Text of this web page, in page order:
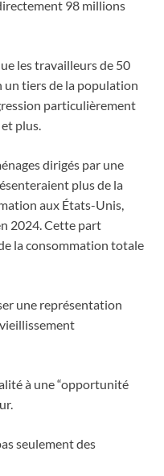
98 millions
les travailleurs de 50
tiers de la population
particulièrement
plus.
dirigés par une
plus de la
aux États-Unis,
2024. Cette part
la consommation totale
une représentation
à une “opportunité
seulement des